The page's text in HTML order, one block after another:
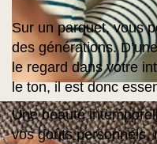
Sur un parquet, vous
des générations.
le regard dans votre
le ton, il est donc
Une beauté
vos goûts personnels,